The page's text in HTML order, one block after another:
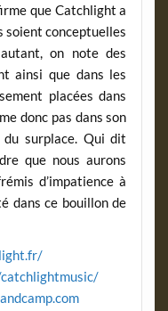
que Catchlight a
soient conceptuelles
on note des
ainsi que dans les
placées dans
donc pas dans son
surplace. Qui dit
que nous aurons
d’impatience à
dans ce bouillon de